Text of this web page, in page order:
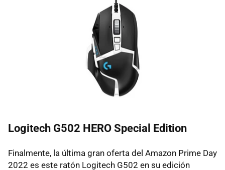
Logitech G502 HERO Special Edition
Finalmente, la última gran oferta del Amazon Prime Day
2022 es este ratón Logitech G502 en su edición